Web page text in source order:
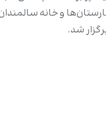
و خانه
شد.